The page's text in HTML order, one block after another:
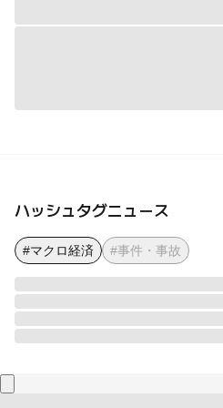
ハッシュタグニュース
#マクロ経済 #事件・事故